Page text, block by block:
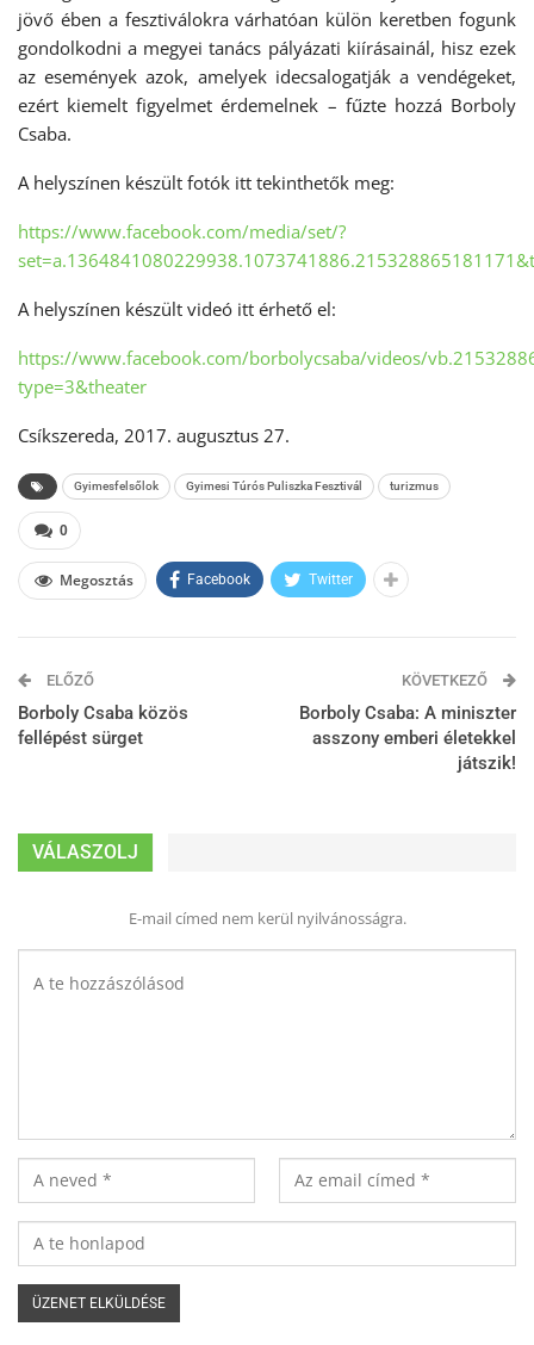
jövő ében a fesztiválokra várhatóan külön keretben fogunk
gondolkodni a megyei tanács pályázati kiírásainál, hisz ezek
az események azok, amelyek idecsalogatják a vendégeket,
ezért kiemelt figyelmet érdemelnek – fűzte hozzá Borboly
Csaba.
A helyszínen készült fotók itt tekinthetők meg:
https://www.facebook.com/media/set/?
A helyszínen készült videó itt érhető el:
https://www.facebook.com/borbolycsaba/videos/
type=3&theater
Csíkszereda, 2017. augusztus 27.
Gyimesfelsőlok Gyimesi Túrós Puliszka Fesztivál turizmus
0
Megosztás Facebook Twitter
ELŐZŐ
Borboly Csaba közös
fellépést sürget
KÖVETKEZŐ
Borboly Csaba: A miniszter
asszony emberi életekkel
játszik!
VÁLASZOLJ
E-mail címed nem kerül nyilvánosságra.